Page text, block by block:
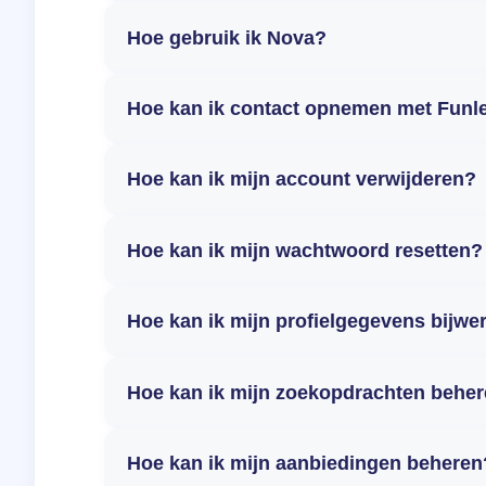
Hoe gebruik ik Nova?
Hoe kan ik contact opnemen met
Hoe kan ik mijn account verwijderen?
Hoe kan ik mijn wachtwoord resetten?
Hoe kan ik mijn profielgegevens
Hoe kan ik mijn zoekopdrachten
Hoe kan ik mijn aanbiedingen